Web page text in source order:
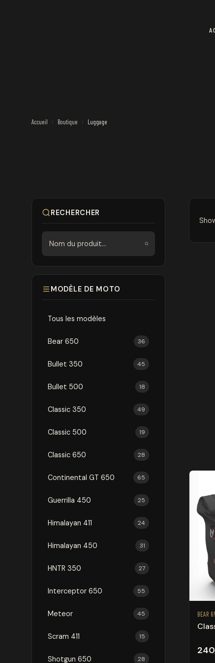
Accueil / Boutique / Luggage
RECHERCHER
MODÈLE DE MOTO
Tous les modèles
Bear 650 36
Bullet 350 45
Bullet 500 18
Classic 350 49
Classic 500 19
Classic 650 28
Continental GT 650 65
Guerrilla 450 25
Himalayan 411 24
Himalayan 450 31
HNTR 350 27
Interceptor 650 55
Meteor 45
Scram 411 15
Shotgun 650 28
BEAR